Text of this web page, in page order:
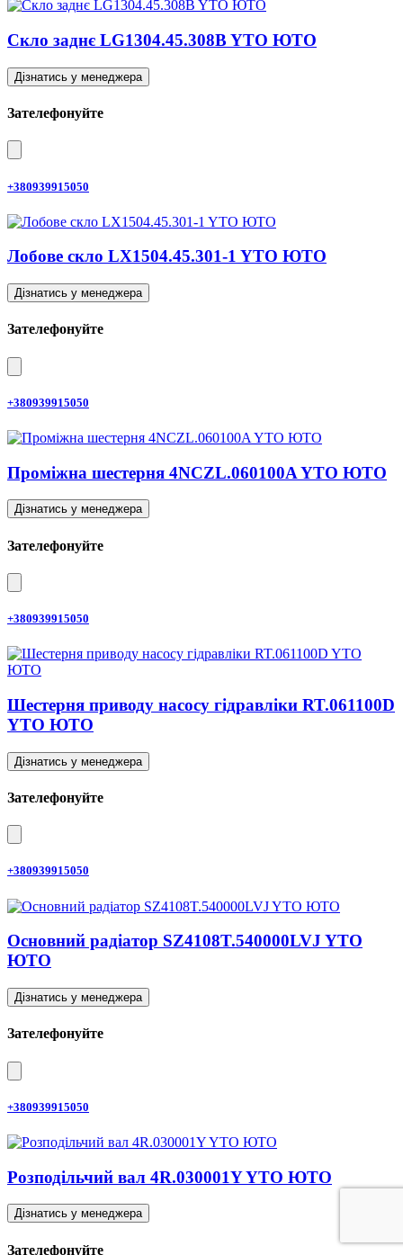
Скло заднє LG1304.45.308B YTO ЮТО
Дізнатись у менеджера
Зателефонуйте
+380939915050
Лобове скло LX1504.45.301-1 YTO ЮТО
Дізнатись у менеджера
Зателефонуйте
+380939915050
Проміжна шестерня 4NCZL.060100A YTO ЮТО
Дізнатись у менеджера
Зателефонуйте
+380939915050
Шестерня приводу насосу гідравліки RT.061100D
YTO ЮТО
Дізнатись у менеджера
Зателефонуйте
+380939915050
Основний радіатор SZ4108T.540000LVJ YTO
ЮТО
Дізнатись у менеджера
Зателефонуйте
+380939915050
Розподільчий вал 4R.030001Y YTO ЮТО
Дізнатись у менеджера
Зателефонуйте